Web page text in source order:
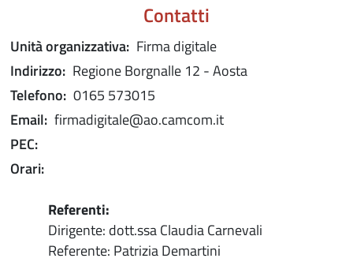
Contatti
Unità organizzativa: Firma digitale
Indirizzo: Regione Borgnalle 12 - Aosta
Telefono: 0165 573015
Email: firmadigitale@ao.camcom.it
PEC:
Orari:
Referenti:
Dirigente: dott.ssa Claudia Carnevali
Referente: Patrizia Demartini